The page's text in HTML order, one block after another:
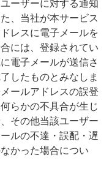
ーザーに対する通知
、当社が本サービス
レスに電子メールを
には、登録されてい
電子メールが送信さ
したものとみなしま
ールアドレスの誤登
らかの不具合が生じ
その他当該ユーザー
ルの不達・誤配・遅
かった場合につい